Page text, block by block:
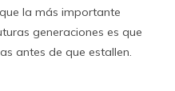
la más importante
generaciones es que
antes de que estallen.